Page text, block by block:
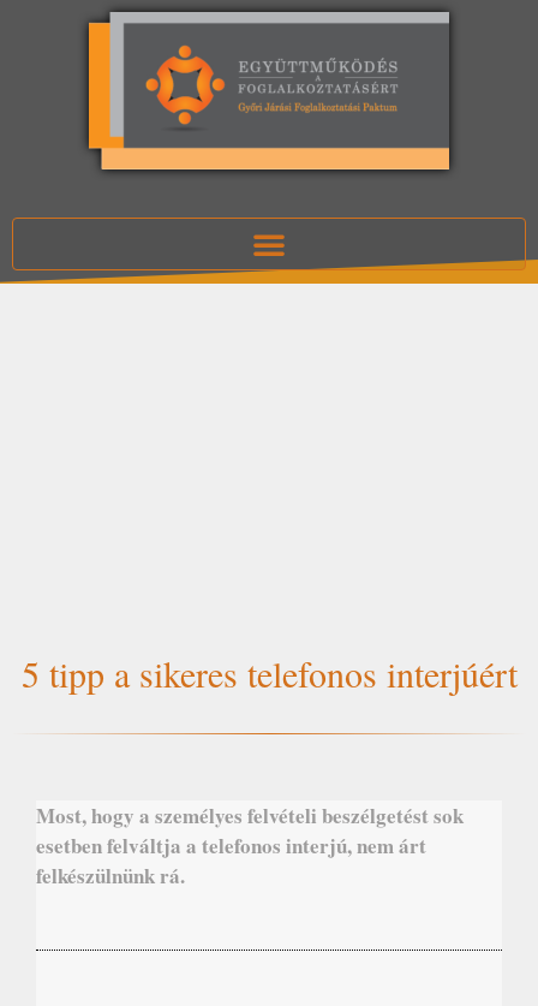
5 tipp a sikeres telefonos interjúért
Most, hogy a személyes felvételi beszélgetést sok
esetben felváltja a telefonos interjú, nem árt
felkészülnünk rá.